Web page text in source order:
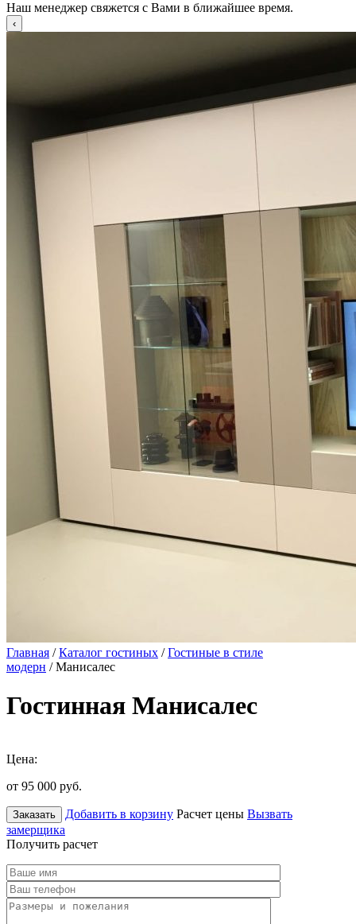
Наш менеджер свяжется с Вами в ближайшее время.
Главная /Каталог гостиных /Гостиные в стиле
модерн / Манисалес
Гостинная Манисалес
Цена:
от 95 000 руб.
Заказать Добавить в корзину Расчет цены Вызвать
замерщика
Получить расчет